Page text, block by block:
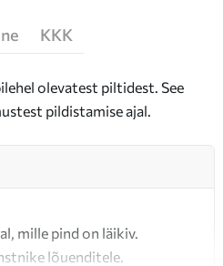
KKK
olevatest piltidest. See
pildistamise ajal.
mille pind on läikiv.
lõuenditele.